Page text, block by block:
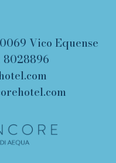
Vico Equense
8028896